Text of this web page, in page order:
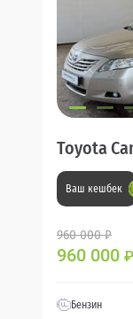
Toyota
Ваш кешбек
960 000 ₽
960 000 ₽
Бензин